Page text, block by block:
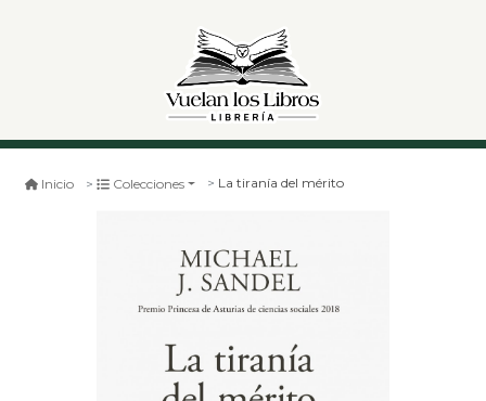
Inicio Colecciones La tiranía del mérito